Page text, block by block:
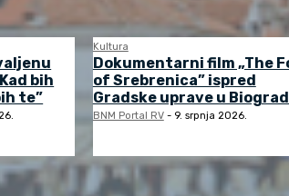
bih
te”
Kultura
Dokumentarni film „The
of Srebrenica” ispred
Gradske uprave u
BNM Portal RV - 9. srpnja 2026.